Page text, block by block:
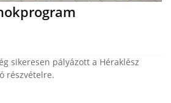
sikeresen pályázott a Héraklész
részvételre.